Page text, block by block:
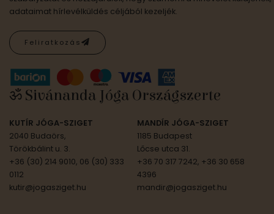
adataimat hírlevélküldés céljából kezeljék.
Feliratkozás
ॐ Sivánanda Jóga Országszerte
KUTÍR JÓGA-SZIGET
2040 Budaörs,
Törökbálint u. 3.
+36 (30) 214 9010, 06 (30) 333
0112
kutir@jogasziget.hu
MANDÍR JÓGA-SZIGET
1185 Budapest
Lőcse utca 31.
+36 70 317 7242, +36 30 658
4396
mandir@jogasziget.hu